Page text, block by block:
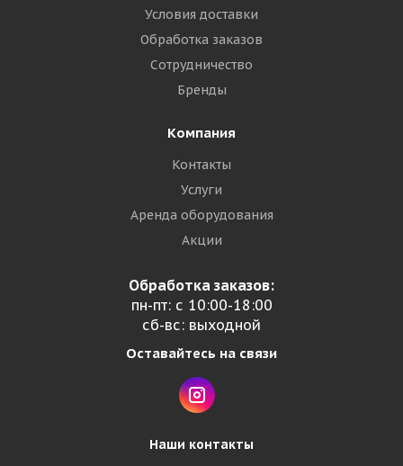
Условия доставки
Обработка заказов
Сотрудничество
Бренды
Компания
Контакты
Услуги
Аренда оборудования
Акции
Обработка заказов:
пн-пт: с 10:00-18:00
сб-вс: выходной
Оставайтесь на связи
Наши контакты